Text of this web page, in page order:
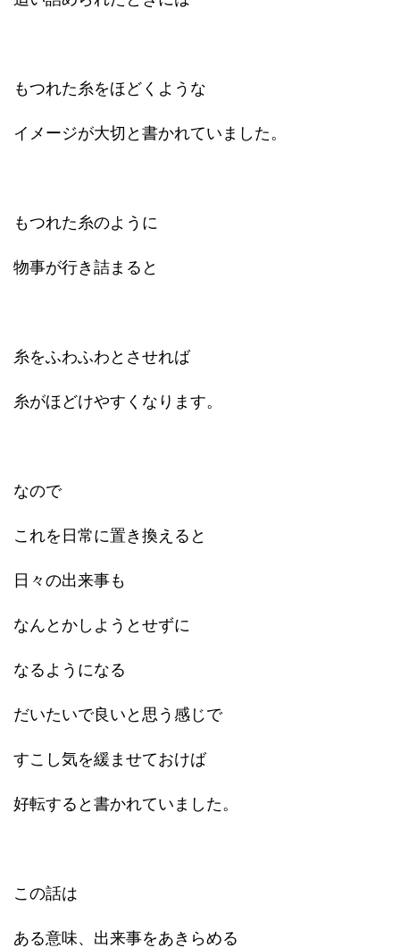
もつれた糸をほどくような
イメージが大切と書かれていました。
もつれた糸のように
物事が行き詰まると
糸をふわふわとさせれば
糸がほどけやすくなります。
なので
これを日常に置き換えると
日々の出来事も
なんとかしようとせずに
なるようになる
だいたいで良いと思う感じで
すこし気を緩ませておけば
好転すると書かれていました。
この話は
ある意味、出来事をあきらめる